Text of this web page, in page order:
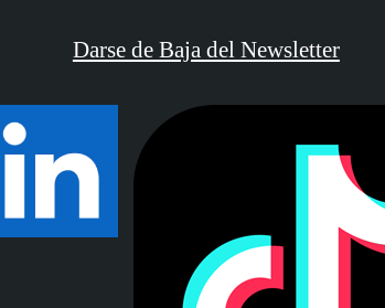
Darse de Baja del Newsletter